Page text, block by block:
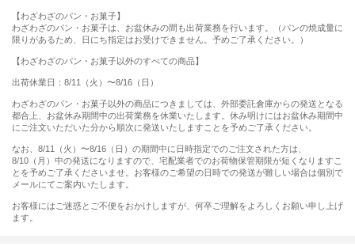
【わざわざのパン・お菓子】
わざわざのパン・お菓子は、お盆休みの間も出荷業務を行います。（パンの焼成量に
限りがあるため、日にち指定はお受けできません。予めご了承ください。）
【わざわざのパン・お菓子以外のすべての商品】
出荷休業日：8/11（火）〜8/16（日）
わざわざのパン・お菓子以外の商品につきましては、外部委託倉庫からの発送となる
都合上、お盆休み期間中の出荷業務を休業いたします。休み明けにはお盆休み期間中
にご注文いただいた分から順次に発送いたしますことを予めご了承ください。
なお、8/11（火）〜8/16（日）の期間中に日時指定でのご注文された方は、
8/10（月）中の発送になりますので、宅配業者でのお荷物保管期限が短くなりますこ
とを予めご了承くださいませ。お客様のご希望の日時での発送が難しい場合は個別で
メールにてご案内いたします。
お客様にはご迷惑とご不便をおかけしますが、何卒ご理解をよろしくお願い申し上げ
ます。